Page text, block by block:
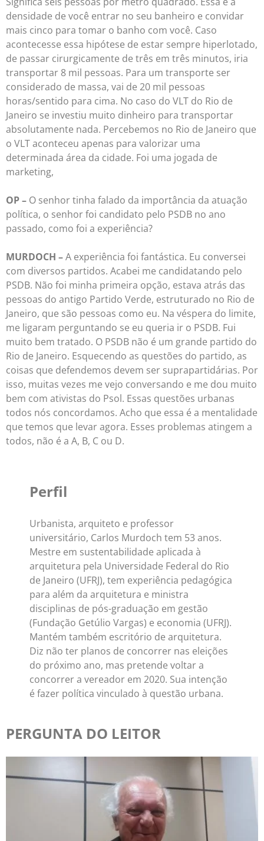
densidade de você entrar no seu banheiro e convidar
mais cinco para tomar o banho com você. Caso
acontecesse essa hipótese de estar sempre hiperlotado,
de passar cirurgicamente de três em três minutos, iria
transportar 8 mil pessoas. Para um transporte ser
considerado de massa, vai de 20 mil pessoas
horas/sentido para cima. No caso do VLT do Rio de
Janeiro se investiu muito dinheiro para transportar
absolutamente nada. Percebemos no Rio de Janeiro que
o VLT aconteceu apenas para valorizar uma
determinada área da cidade. Foi uma jogada de
marketing,
OP – O senhor tinha falado da importância da atuação
política, o senhor foi candidato pelo PSDB no ano
passado, como foi a experiência?
MURDOCH –A experiência foi fantástica. Eu conversei
com diversos partidos. Acabei me candidatando pelo
PSDB. Não foi minha primeira opção, estava atrás das
pessoas do antigo Partido Verde, estruturado no Rio de
Janeiro, que são pessoas como eu. Na véspera do limite,
me ligaram perguntando se eu queria ir o PSDB. Fui
muito bem tratado. O PSDB não é um grande partido do
Rio de Janeiro. Esquecendo as questões do partido, as
coisas que defendemos devem ser suprapartidárias. Por
isso, muitas vezes me vejo conversando e me dou muito
bem com ativistas do Psol. Essas questões urbanas
todos nós concordamos. Acho que essa é a mentalidade
que temos que levar agora. Esses problemas atingem a
todos, não é a A, B, C ou D.
Perfil
Urbanista, arquiteto e professor
universitário, Carlos Murdoch tem 53 anos.
Mestre em sustentabilidade aplicada à
arquitetura pela Universidade Federal do Rio
de Janeiro (UFRJ), tem experiência pedagógica
para além da arquitetura e ministra
disciplinas de pós-graduação em gestão
(Fundação Getúlio Vargas) e economia (UFRJ).
Mantém também escritório de arquitetura.
Diz não ter planos de concorrer nas eleições
do próximo ano, mas pretende voltar a
concorrer a vereador em 2020. Sua intenção
é fazer política vinculado à questão urbana.
PERGUNTA DO LEITOR